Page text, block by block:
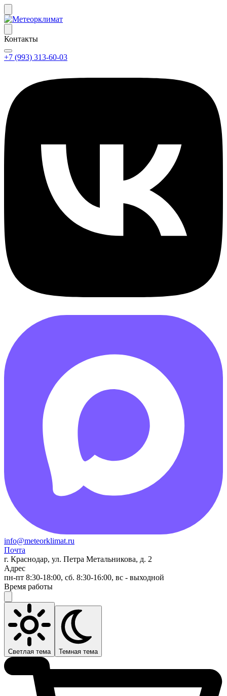
Контакты
+7 (993) 313-60-03
info@meteorklimat.ru
Почта
г. Краснодар, ул. Петра Метальникова, д. 2
Адрес
пн-пт 8:30-18:00, сб. 8:30-16:00, вс - выходной
Время работы
Светлая тема Темная тема